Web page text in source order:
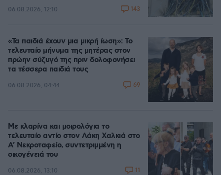
06.08.2026, 12:10 143
«Τα παιδιά έχουν μια μικρή ίωση»: Το
τελευταίο μήνυμα της μητέρας στον
πρώην σύζυγό της πριν δολοφονήσει
τα τέσσερα παιδιά τους
06.08.2026, 04:44 69
Με κλαρίνα και μοιρολόγια το
τελευταίο αντίο στον Λάκη Χαλκιά στο
A' Νεκροταφείο, συντετριμμένη η
οικογένειά του
06.08.2026, 13:10 11